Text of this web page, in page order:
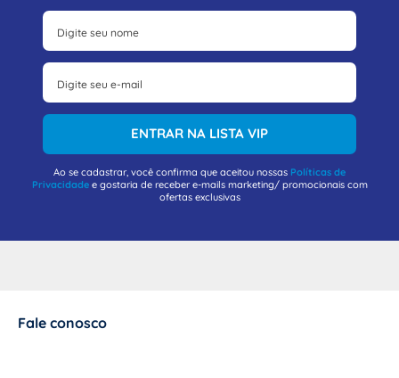
ENTRAR NA LISTA VIP
Ao se cadastrar, você confirma que aceitou nossas Políticas de
Privacidadee gostaria de receber e-mails marketing/ promocionais com
ofertas exclusivas
Fale conosco